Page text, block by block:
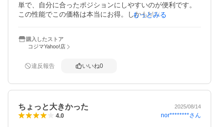
単で、自分に合ったポジションにしやすいのが便利です。
この性能でこの価格は本当にお得。しかもMSIの3年保証が
と。でも、それ以外は大満足で、ゲーム好きにはおすすめ
です！
もっとみる
購入したストア
コジマYahoo!店
違反報告 いいね0
ちょっと大きかった 2025/08/14
4.0 nor********さん